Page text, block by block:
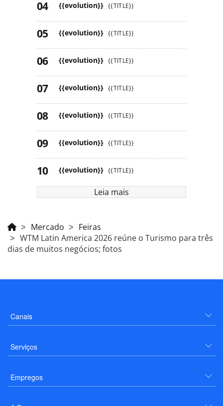
{{evolution}} {{TITLE}}
{{evolution}} {{TITLE}}
{{evolution}} {{TITLE}}
{{evolution}} {{TITLE}}
{{evolution}} {{TITLE}}
{{evolution}} {{TITLE}}
{{evolution}} {{TITLE}}
Leia mais
Mercado
Feiras
WTM Latin America 2026 reúne o Turismo para três
dias de muitos negócios; fotos
Canais
Serviços
Empregos